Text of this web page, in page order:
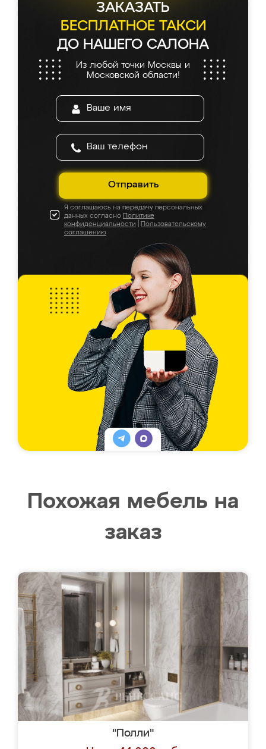
ЗАКАЗАТЬ
БЕСПЛАТНОЕ ТАКСИ
ДО НАШЕГО САЛОНА
Из любой точки Москвы и
Московской области!
Отправить
Я соглашаюсь на передачу персональных
данных согласно Политике
конфиденциальности
Пользовательскому
соглашению
Похожая мебель на
заказ
"Полли"